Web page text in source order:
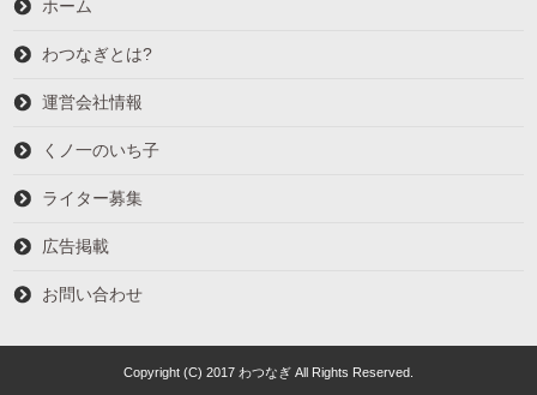
ホーム
わつなぎとは?
運営会社情報
くノ一のいち子
ライター募集
広告掲載
お問い合わせ
Copyright (C) 2017 わつなぎ All Rights Reserved.